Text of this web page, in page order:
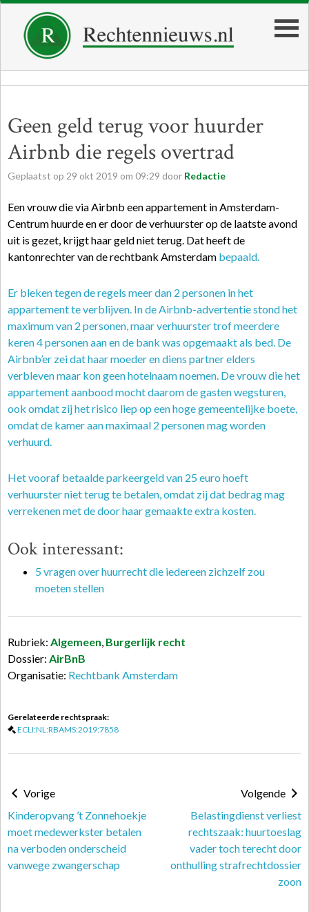
Geen geld terug voor huurder
Airbnb die regels overtrad
Geplaatst op 29 okt 2019 om 09:29 door Redactie
Een vrouw die via Airbnb een appartement in Amsterdam-
Centrum huurde en er door de verhuurster op de laatste avond
uit is gezet, krijgt haar geld niet terug. Dat heeft de
kantonrechter van de rechtbank Amsterdam bepaald.
Er bleken tegen de regels meer dan 2 personen in het
appartement te verblijven. In de Airbnb-advertentie stond het
maximum van 2 personen, maar verhuurster trof meerdere
keren 4 personen aan en de bank was opgemaakt als bed. De
Airbnb’er zei dat haar moeder en diens partner elders
verbleven maar kon geen hotelnaam noemen. De vrouw die het
appartement aanbood mocht daarom de gasten wegsturen,
ook omdat zij het risico liep op een hoge gemeentelijke boete,
omdat de kamer aan maximaal 2 personen mag worden
verhuurd.
Het vooraf betaalde parkeergeld van 25 euro hoeft
verhuurster niet terug te betalen, omdat zij dat bedrag mag
verrekenen met de door haar gemaakte extra kosten.
Ook interessant:
5 vragen over huurrecht die iedereen zichzelf zou
moeten stellen
Rubriek: Algemeen, Burgerlijk recht
Dossier: AirBnB
Organisatie: Rechtbank Amsterdam
Gerelateerde rechtspraak:
ECLI:NL:RBAMS:2019:7858
Vorige
Kinderopvang ’t Zonnehoekje
moet medewerkster betalen
na verboden onderscheid
vanwege zwangerschap
Volgende
Belastingdienst verliest
rechtszaak: huurtoeslag
vader toch terecht door
onthulling strafrechtdossier
zoon